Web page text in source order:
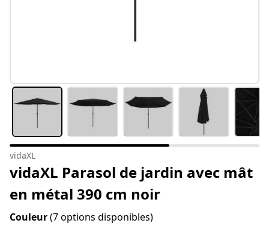
vidaXL
vidaXL Parasol de jardin avec mât
en métal 390 cm noir
Couleur(7 options disponibles)